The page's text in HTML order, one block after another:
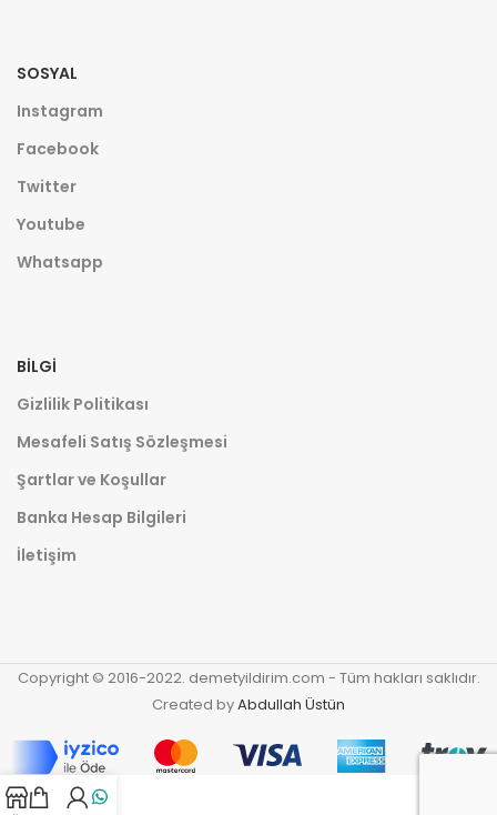
SOSYAL
Instagram
Facebook
Twitter
Youtube
Whatsapp
BILGI
Gizlilik Politikası
Mesafeli Satış Sözleşmesi
Şartlar ve Koşullar
Banka Hesap Bilgileri
İletişim
Copyright © 2016-2022. demetyildirim.com - Tüm hakları saklıdır.
Created byAbdullah Üstün